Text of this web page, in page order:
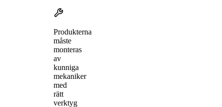
Produkterna
måste
monteras
av
kunniga
mekaniker
med
rätt
verktyg